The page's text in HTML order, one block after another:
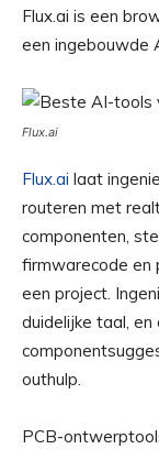
Flux.ai is een
een ingebouwde
Flux.ai
Flux.ai laat
routeren met
componenten,
firmwarecode en
een project.
duidelijke taal,
outhulp.
PCB-